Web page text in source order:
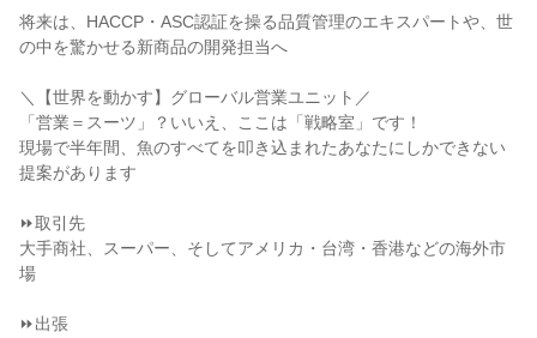
将来は、HACCP・ASC認証を操る品質管理のエキスパートや、世
の中を驚かせる新商品の開発担当へ
＼【世界を動かす】グローバル営業ユニット／
「営業＝スーツ」？いいえ、ここは「戦略室」です！
現場で半年間、魚のすべてを叩き込まれたあなたにしかできない
提案があります
⏩取引先
大手商社、スーパー、そしてアメリカ・台湾・香港などの海外市
場
⏩出張